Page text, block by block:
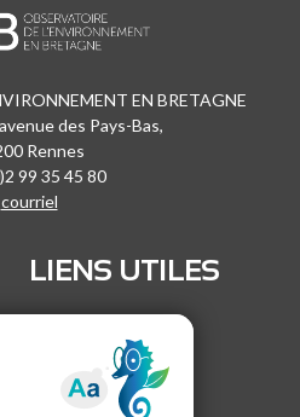
EN BRETAGNE
des Pays-Bas,
Rennes
99 35 45 80
courriel
LIENS UTILES
Marchés publics
Espace presse